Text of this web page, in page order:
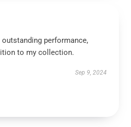
performance,
to my collection.
Sep 9, 2024